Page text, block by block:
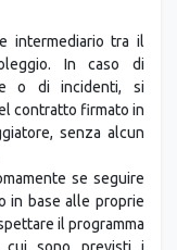
In caso di
o di incidenti, si
contratto firmato in
senza alcun
se seguire
in base alle proprie
il programma
sono previsti i
e la vostra